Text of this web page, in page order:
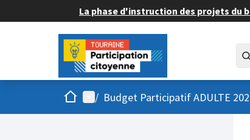
La phase d'instruction des projets du
AccueilMenu principal
/ Budget Participatif ADULTE